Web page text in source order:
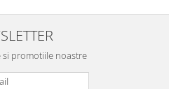
si promotiile noastre